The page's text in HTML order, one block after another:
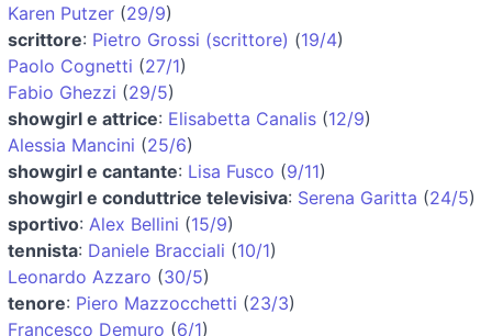
Karen Putzer (29/9)
scrittore: Pietro Grossi (scrittore) (19/4)
Paolo Cognetti (27/1)
Fabio Ghezzi (29/5)
showgirl e attrice: Elisabetta Canalis (12/9)
Alessia Mancini (25/6)
showgirl e cantante: Lisa Fusco (9/11)
showgirl e conduttrice televisiva: Serena Garitta (24/5)
sportivo: Alex Bellini (15/9)
tennista: Daniele Bracciali (10/1)
Leonardo Azzaro (30/5)
tenore: Piero Mazzocchetti (23/3)
Francesco Demuro (6/1)